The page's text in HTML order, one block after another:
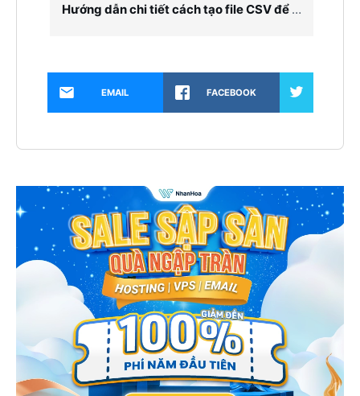
Hướng dẫn chi tiết cách tạo file CSV để import vào Kerio Connect
EMAIL FACEBOOK